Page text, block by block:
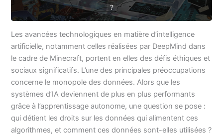
?
Les avancées technologiques en matière d’intelligence
artificielle, notamment celles réalisées par DeepMind dans
le cadre de Minecraft, portent en elles des défis éthiques et
sociaux significatifs. L’une des principales préoccupations
concerne le monopole des données. Alors que les
systèmes d’IA deviennent de plus en plus performants
grâce à l’apprentissage autonome, une question se pose :
qui détient les droits sur les données qui alimentent ces
algorithmes, et comment ces données sont-elles utilisées ?